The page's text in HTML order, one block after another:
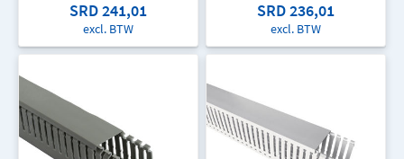
eenvoudig vastgemaakt kunnen
worden aan de bodem van de
SRD 241,01
excl. BTW
eenvoudig vastgemaakt kunnen
worden aan de bodem van de
SRD 236,01
excl. BTW